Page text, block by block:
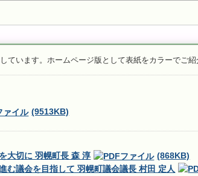
います。ホームページ版として表紙をカラーでご紹
(9513KB)
大切に 羽幌町長 森 淳
(868KB)
む議会を目指して 羽幌町議会議長 村田 定人